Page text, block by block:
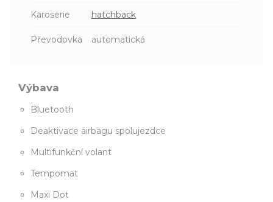
Karoserie hatchback
Převodovka automatická
Výbava
Bluetooth
Deaktivace airbagu spolujezdce
Multifunkční volant
Tempomat
Maxi Dot